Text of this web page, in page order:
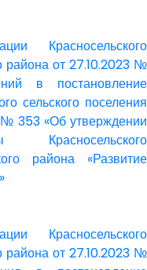
Красносельского
района от 27.10.2023 №
в постановление
сельского поселения
№ 353 «Об утверждении
Красносельского
района «Развитие
Красносельского
района от 27.10.2023 №